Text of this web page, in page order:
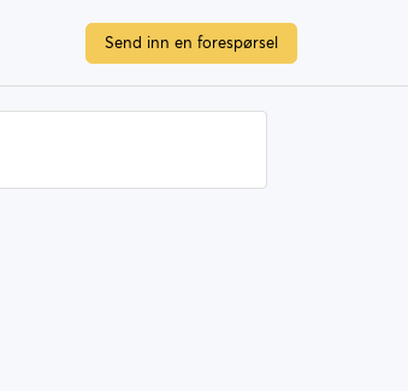
Send inn en forespørsel